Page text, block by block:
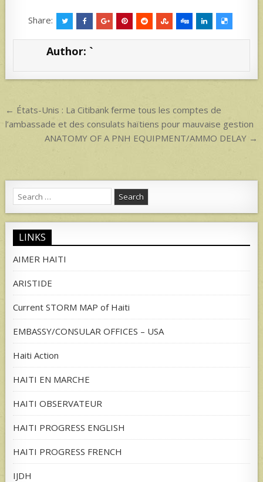
at
s
p
ar
e
Share:
Author: `
Post
navigation
← États-Unis : La Citibank ferme tous les comptes de
l’ambassade et des consulats haïtiens pour mauvaise gestion
ANATOMY OF A PNH EQUIPMENT/AMMO DELAY →
Search
for:
LINKS
AIMER HAITI
ARISTIDE
Current STORM MAP of Haiti
EMBASSY/CONSULAR OFFICES – USA
Haiti Action
HAITI EN MARCHE
HAITI OBSERVATEUR
HAITI PROGRESS ENGLISH
HAITI PROGRESS FRENCH
IJDH